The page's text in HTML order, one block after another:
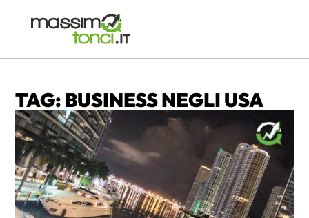
TAG: BUSINESS NEGLI USA